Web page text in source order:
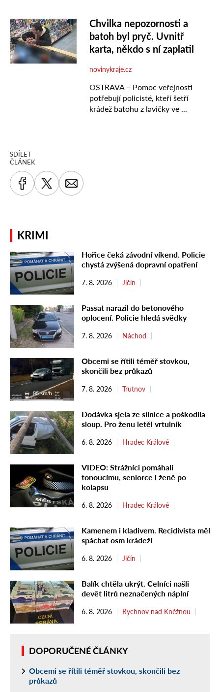
SDÍLET
ČLÁNEK
KRIMI
Hořice čeká závodní víkend. Policie
chystá zvýšená dopravní opatření
7. 8. 2026 Jičín
Passat narazil do betonového
oplocení. Policie hledá svědky
7. 8. 2026 Náchod
Obcemi se řítili téměř stovkou,
skončili bez průkazů
7. 8. 2026 Trutnov
Dodávka sjela ze silnice a poškodila
sloup. Pro ženu letěl vrtulník
6. 8. 2026 Hradec Králové
VIDEO: Strážníci pomáhali
tonoucímu, seniorce i ženě po
kolapsu
6. 8. 2026 Hradec Králové
Kamenem i kladivem. Recidivista měl
spáchat osm krádeží
6. 8. 2026 Jičín
Balík chtěla ukrýt. Celníci našli
devět litrů neznačených náplní
6. 8. 2026 Rychnov nad Kněžnou
DOPORUČENÉ ČLÁNKY
Obcemi se řítili téměř stovkou, skončili bez
průkazů